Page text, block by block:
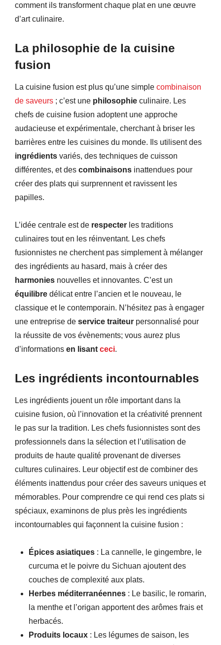
comment ils transforment chaque plat en une œuvre
d’art culinaire.
La philosophie de la cuisine
fusion
La cuisine fusion est plus qu’une simple combinaison
de saveurs ; c’est une philosophie culinaire. Les
chefs de cuisine fusion adoptent une approche
audacieuse et expérimentale, cherchant à briser les
barrières entre les cuisines du monde. Ils utilisent des
ingrédients variés, des techniques de cuisson
différentes, et des combinaisons inattendues pour
créer des plats qui surprennent et ravissent les
papilles.
L’idée centrale est de respecter les traditions
culinaires tout en les réinventant. Les chefs
fusionnistes ne cherchent pas simplement à mélanger
des ingrédients au hasard, mais à créer des
harmonies nouvelles et innovantes. C’est un
équilibre délicat entre l’ancien et le nouveau, le
classique et le contemporain. N’hésitez pas à engager
une entreprise de service traiteur personnalisé pour
la réussite de vos évènements; vous aurez plus
d’informations en lisant ceci.
Les ingrédients incontournables
Les ingrédients jouent un rôle important dans la
cuisine fusion, où l’innovation et la créativité prennent
le pas sur la tradition. Les chefs fusionnistes sont des
professionnels dans la sélection et l’utilisation de
produits de haute qualité provenant de diverses
cultures culinaires. Leur objectif est de combiner des
éléments inattendus pour créer des saveurs uniques et
mémorables. Pour comprendre ce qui rend ces plats si
spéciaux, examinons de plus près les ingrédients
incontournables qui façonnent la cuisine fusion :
Épices asiatiques : La cannelle, le gingembre, le
curcuma et le poivre du Sichuan ajoutent des
couches de complexité aux plats.
Herbes méditerranéennes : Le basilic, le romarin,
la menthe et l’origan apportent des arômes frais et
herbacés.
Produits locaux : Les légumes de saison, les